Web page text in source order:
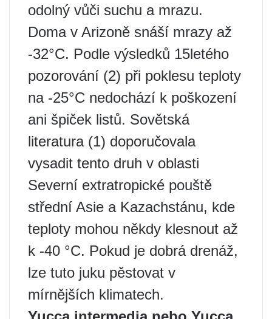
odolný vůči suchu a mrazu.
Doma v Arizoně snáší mrazy až
-32°C. Podle výsledků 15letého
pozorování (2) při poklesu teploty
na -25°C nedochází k poškození
ani špiček listů. Sovětská
literatura (1) doporučovala
vysadit tento druh v oblasti
Severní extratropické pouště
střední Asie a Kazachstánu, kde
teploty mohou někdy klesnout až
k -40 °C. Pokud je dobrá drenáž,
lze tuto juku pěstovat v
mírnějších klimatech.